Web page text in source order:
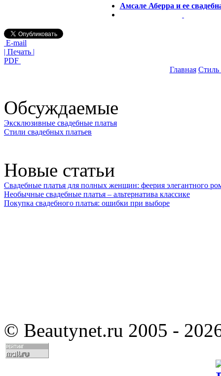
Амсале Аберра и ее
E-mail
| Печать |
PDF
Главная
Обсуждаемые
Эксклюзивные свадебные платья
Стили свадебных платьев
Новые статьи
Свадебные платья для полных женщин: феерия элегантного
Необычные свадебные платья – альтернатива классике
Покупка свадебного платья: ошибки при выборе
© Beautynet.ru 2005 -